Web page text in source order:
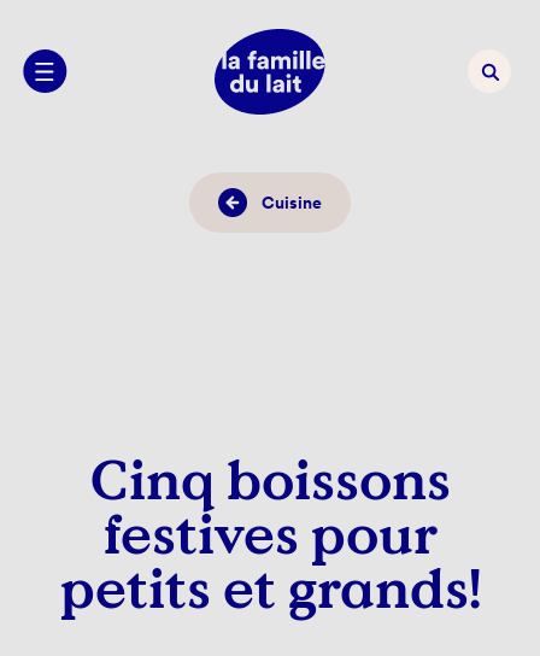
Cuisine
Cinq boissons
festives pour
petits et grands!